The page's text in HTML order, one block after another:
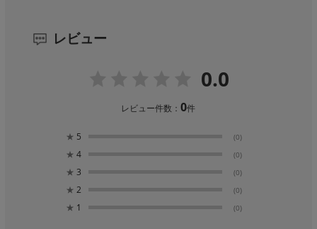
レビュー
0.0
レビュー件数：0件
★ 5 (0)
★ 4 (0)
★ 3 (0)
★ 2 (0)
★ 1 (0)